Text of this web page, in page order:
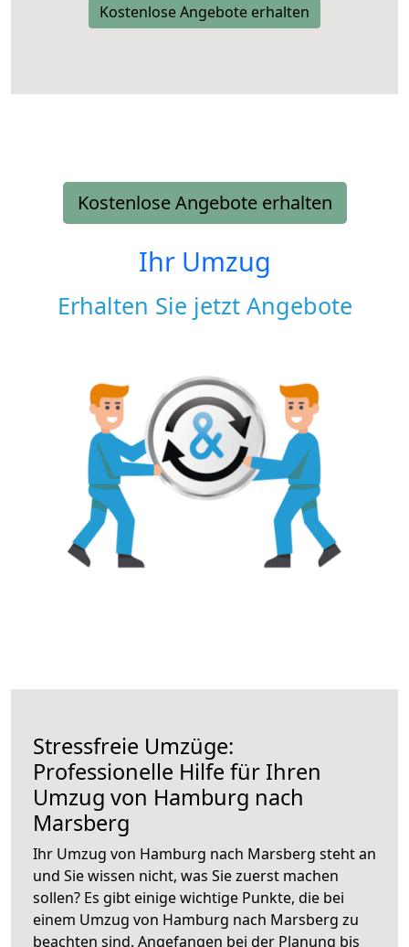
Kostenlose Angebote erhalten
Kostenlose Angebote erhalten
Ihr Umzug
Erhalten Sie jetzt Angebote
Stressfreie Umzüge:
Professionelle Hilfe für Ihren
Umzug von Hamburg nach
Marsberg
Ihr Umzug von Hamburg nach Marsberg steht an
und Sie wissen nicht, was Sie zuerst machen
sollen? Es gibt einige wichtige Punkte, die bei
einem Umzug von Hamburg nach Marsberg zu
beachten sind. Angefangen bei der Planung bis